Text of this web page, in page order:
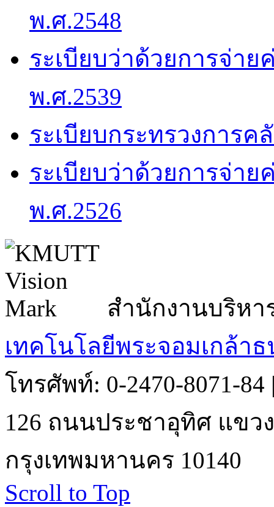
พ.ศ.2548
ระเบียบว่าด้วยการจ่า
พ.ศ.2539
ระเบียบกระทรวงการค
ระเบียบว่าด้วยการจ่า
พ.ศ.2526
สำนักงานบริห
เทคโนโลยีพระจอมเกล้า
โทรศัพท์: 0-2470-8071-84
126 ถนนประชาอุทิศ แขว
กรุงเทพมหานคร 10140
Scroll to Top